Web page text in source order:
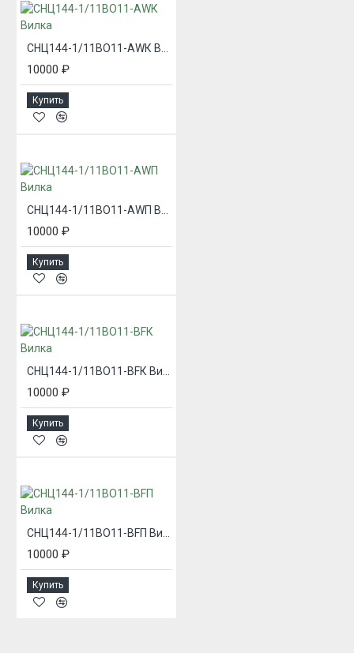
10000 ₽
Купить
10000 ₽
Купить
СНЦ144-1/11ВО11-BFК Вилка
10000 ₽
Купить
СНЦ144-1/11ВО11-BFП Вилка
10000 ₽
Купить